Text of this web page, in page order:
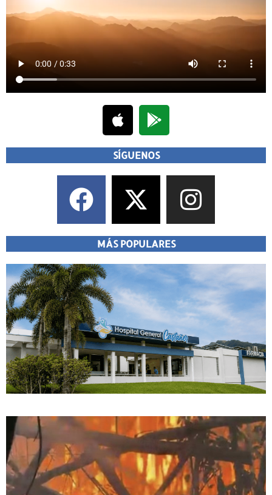
SÍGUENOS
MÁS POPULARES